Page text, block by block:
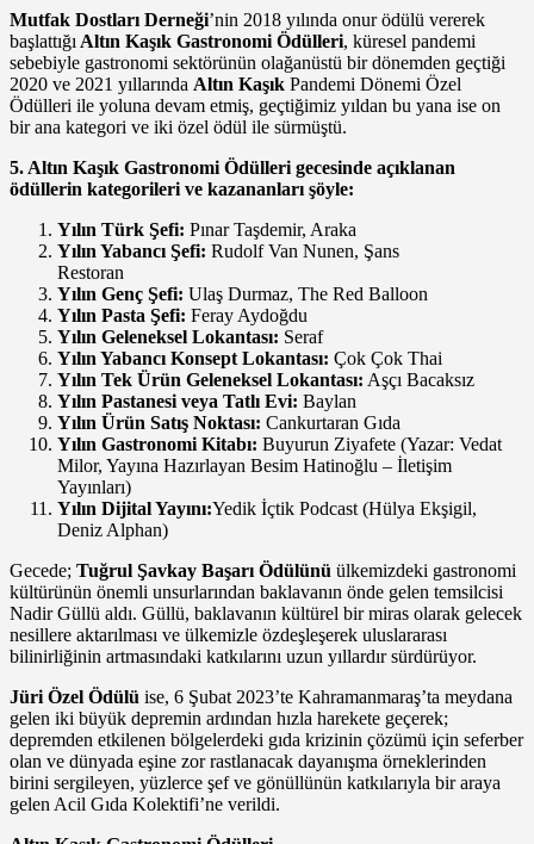
Mutfak Dostları Derneği’nin 2018 yılında onur ödülü vererek
başlattığı Altın Kaşık Gastronomi Ödülleri, küresel pandemi
sebebiyle gastronomi sektörünün olağanüstü bir dönemden geçtiği
2020 ve 2021 yıllarında Altın Kaşık Pandemi Dönemi Özel
Ödülleri ile yoluna devam etmiş, geçtiğimiz yıldan bu yana ise on
bir ana kategori ve iki özel ödül ile sürmüştü.
5. Altın Kaşık Gastronomi Ödülleri gecesinde açıklanan
ödüllerin kategorileri ve kazananları şöyle:
Yılın Türk Şefi: Pınar Taşdemir, Araka
Yılın Yabancı Şefi: Rudolf Van Nunen, Şans
Restoran
Yılın Genç Şefi: Ulaş Durmaz, The Red Balloon
Yılın Pasta Şefi: Feray Aydoğdu
Yılın Geleneksel Lokantası: Seraf
Yılın Yabancı Konsept Lokantası: Çok Çok Thai
Yılın Tek Ürün Geleneksel Lokantası: Aşçı Bacaksız
Yılın Pastanesi veya Tatlı Evi: Baylan
Yılın Ürün Satış Noktası: Cankurtaran Gıda
Yılın Gastronomi Kitabı: Buyurun Ziyafete (Yazar: Vedat
Milor, Yayına Hazırlayan Besim Hatinoğlu – İletişim
Yayınları)
Yılın Dijital Yayını:Yedik İçtik Podcast (Hülya Ekşigil,
Deniz Alphan)
Gecede; Tuğrul Şavkay Başarı Ödülünü ülkemizdeki gastronomi
kültürünün önemli unsurlarından baklavanın önde gelen temsilcisi
Nadir Güllü aldı. Güllü, baklavanın kültürel bir miras olarak gelecek
nesillere aktarılması ve ülkemizle özdeşleşerek uluslararası
bilinirliğinin artmasındaki katkılarını uzun yıllardır sürdürüyor.
Jüri Özel Ödülü ise, 6 Şubat 2023’te Kahramanmaraş’ta meydana
gelen iki büyük depremin ardından hızla harekete geçerek;
depremden etkilenen bölgelerdeki gıda krizinin çözümü için seferber
olan ve dünyada eşine zor rastlanacak dayanışma örneklerinden
birini sergileyen, yüzlerce şef ve gönüllünün katkılarıyla bir araya
gelen Acil Gıda Kolektifi’ne verildi.